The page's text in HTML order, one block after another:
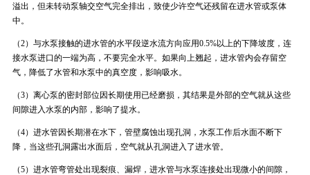
溢出，但未转动泵轴交空气完全排出，致使少许空气还残留在进水管或泵体
中。
（2）与水泵接触的进水管的水平段逆水流方向应用0.5%以上的下降坡度，连
接水泵进口的一端为高，不要完全水平。如果向上翘起，进水管内会存留空
气，降低了水管和水泵中的真空度，影响吸水。
（3）离心泵的密封部位因长期使用已经磨损，其结果是外部的空气就从这些
间隙进入水泵的内部，影响了提水。
（4）进水管因长期潜在水下，管壁腐蚀出现孔洞，水泵工作后水面不断下
降，当这些孔洞露出水面后，空气就从孔洞进入了进水管。
（5）进水管弯管处出现裂痕、漏焊，进水管与水泵连接处出现微小的间隙，